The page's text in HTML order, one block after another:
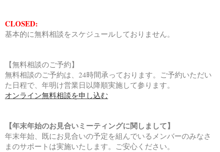
CLOSED:
基本的に無料相談をスケジュールしておりません。
【無料相談のご予約】
無料相談のご予約は、24時間承っております。ご予約いただい
た日程で、年明け営業日以降順実施して参ります。
オンライン無料相談を申し込む
【年末年始のお見合いミーティングに関しまして】
年末年始、既にお見合いの予定を組んでいるメンバーのみなさ
まのサポートは実施いたします。ご安心ください。